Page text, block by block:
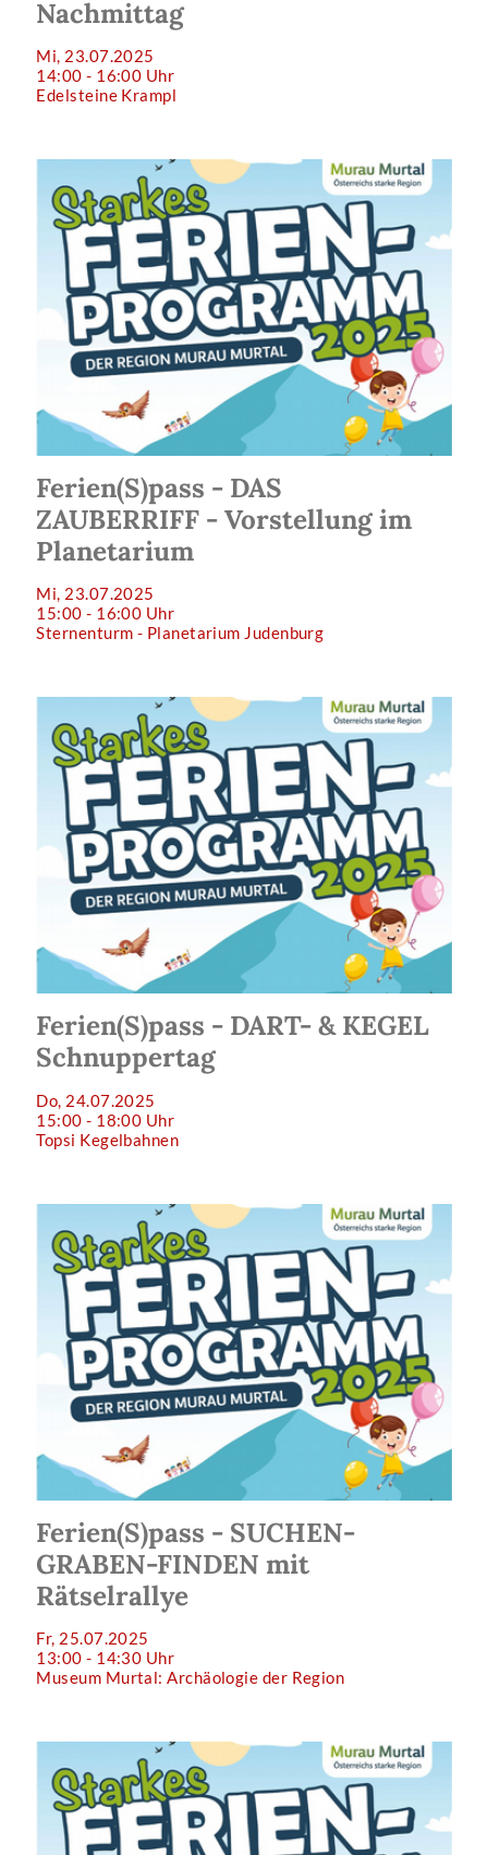
Nachmittag
Mi, 23.07.2025
14:00 - 16:00 Uhr
Edelsteine Krampl
Ferien(S)pass - DAS
ZAUBERRIFF - Vorstellung im
Planetarium
Mi, 23.07.2025
15:00 - 16:00 Uhr
Sternenturm - Planetarium Judenburg
Ferien(S)pass - DART- & KEGEL
Schnuppertag
Do, 24.07.2025
15:00 - 18:00 Uhr
Topsi Kegelbahnen
Ferien(S)pass - SUCHEN-
GRABEN-FINDEN mit
Rätselrallye
Fr, 25.07.2025
13:00 - 14:30 Uhr
Museum Murtal: Archäologie der Region